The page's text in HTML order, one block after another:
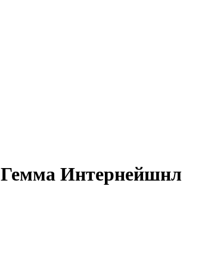
Гемма Интернейшнл